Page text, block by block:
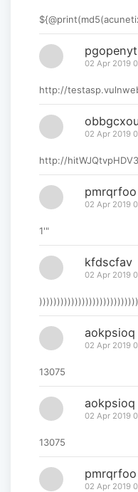
pgopenyt
02 Apr 2019
http://
02 Apr 2019
http://
pmrqrfoo
02 Apr 2019
1'"
kfdscfav
02 Apr 2019
aokpsioq
02 Apr 2019
13075
aokpsioq
02 Apr 2019
13075
pmrqrfoo
02 Apr 2019